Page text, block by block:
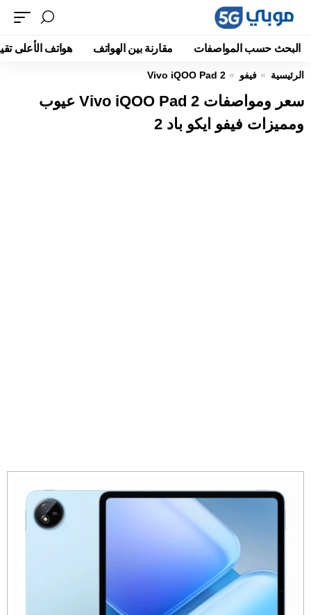
البحث حسب المواصفات مقارنة بين الهواتف هواتف الأعلى
الرئيسية فيفو Vivo iQOO Pad 2
سعر ومواصفات Vivo iQOO Pad 2 عيوب
ومميزات فيفو ايكو باد 2